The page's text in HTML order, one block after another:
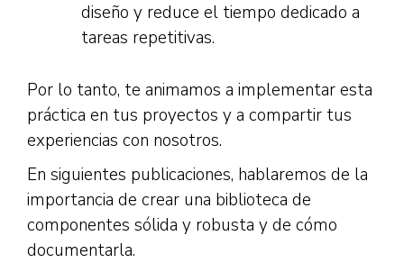
diseño y reduce el tiempo dedicado a
tareas repetitivas.
Por lo tanto, te animamos a implementar esta
práctica en tus proyectos y a compartir tus
experiencias con nosotros.
En siguientes publicaciones, hablaremos de la
importancia de crear una biblioteca de
componentes sólida y robusta y de cómo
documentarla.